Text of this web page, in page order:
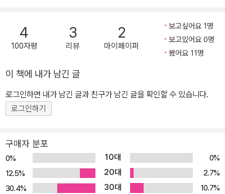
5/3, 나카타니 마유미 작), TV 드라마 「新選組!(신센구미!)」(200
4, NHK 대하드라마, 미타니 코우키 작) 등이 있다. 국내에는 영화 <
허니와 클로버>의 교수님 역할로 얼굴이 널리 알려졌으며, 일본에서
내 길지 않은 분량임에도 크게 인기를 끌었다.
4
100자평
3
리뷰
2
마이페이퍼
보고싶어요 1명
보고있어요 0명
봤어요 11명
이 책에 내가 남긴 글
로그인하면 내가 남긴 글과 친구가 남긴 글을 확인할 수 있습니다.
로그인하기
구매자 분포
0% 10대
0%
12.5%
20대
2.7%
30.4%
30대
10.7%